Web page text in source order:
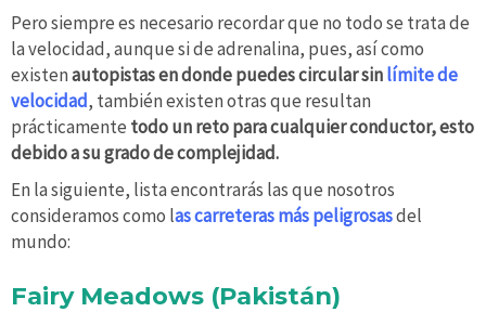
Pero siempre es necesario recordar que no todo se trata de
la velocidad, aunque si de adrenalina, pues, así como
existenautopistas en donde puedes circular sinlímite de
velocidad, también existen otras que resultan
prácticamente todo un reto para cualquier conductor, esto
debido a su grado de complejidad.
En la siguiente, lista encontrarás las que nosotros
consideramos como las carreteras más peligrosasdel
mundo:
Fairy Meadows (Pakistán)